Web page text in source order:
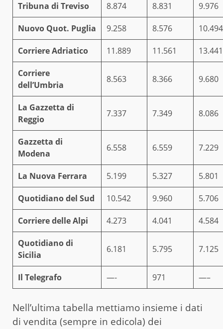
Tribuna di Treviso 8.874 8.831 9.976
Nuovo Quot. Puglia 9.258 8.576 10.494
Corriere Adriatico 11.889 11.561 13.441
Corriere
dell’Umbria
8.563 8.366 9.680
La Gazzetta di
Reggio
7.337 7.349 8.086
Gazzetta di
Modena
6.558 6.559 7.229
La Nuova Ferrara 5.199 5.327 5.801
Quotidiano del Sud 10.542 9.960 5.706
Corriere delle Alpi 4.273 4.041 4.584
Quotidiano di
Sicilia
6.181 5.795 7.125
Il Telegrafo —- 971 —–
Nell’ultima tabella mettiamo insieme i dati
di vendita (sempre in edicola) dei